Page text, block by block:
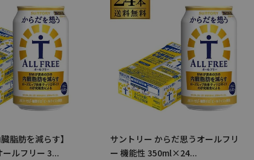
脂肪を減らす】
ルフリー 3...
サントリー からだ思うオールフリ
ー 機能性 350ml×24...